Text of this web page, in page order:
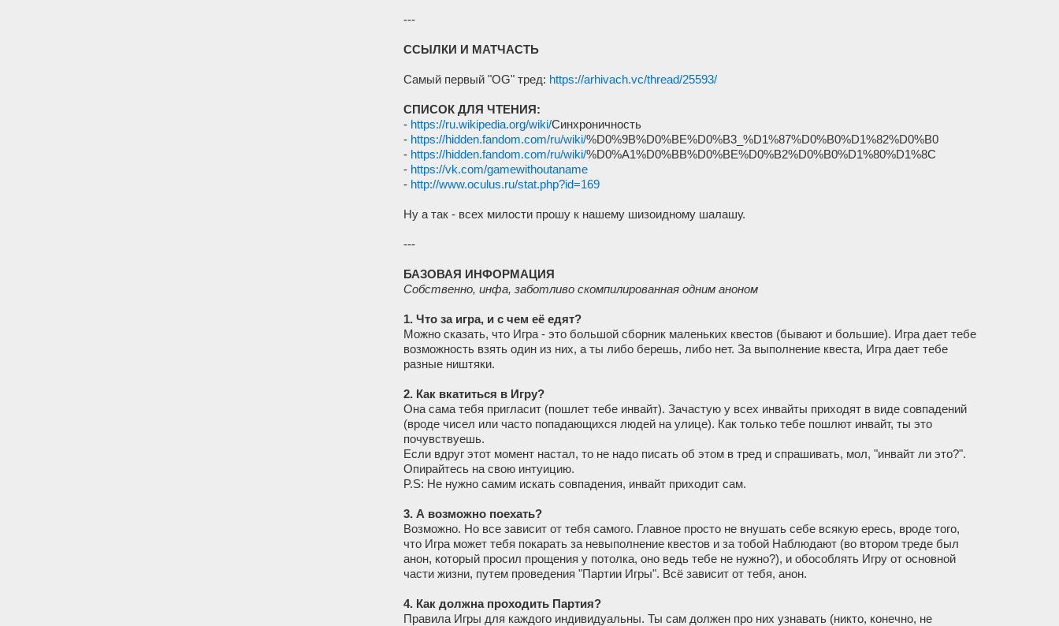
---
ССЫЛКИ И МАТЧАСТЬ
Самый первый "OG" тред: https://arhivach.vc/thread/25593/
СПИСОК ДЛЯ ЧТЕНИЯ:
- https://ru.wikipedia.org/wiki/Синхроничность
- https://hidden.fandom.com/ru/wiki/%D0%9B%D0%BE%D0%B3_%D1%87%D0%B0%D1%82%D0%B0
- https://hidden.fandom.com/ru/wiki/%D0%A1%D0%BB%D0%BE%D0%B2%D0%B0%D1%80%D1%8C
- https://vk.com/gamewithoutaname
- http://www.oculus.ru/stat.php?id=169
Ну а так - всех милости прошу к нашему шизоидному шалашу.
---
БАЗОВАЯ ИНФОРМАЦИЯ
Собственно, инфа, заботливо скомпилированная одним аноном
1. Что за игра, и с чем её едят?
Можно сказать, что Игра - это большой сборник маленьких квестов (бывают и большие). Игра дает тебе
возможность взять один из них, а ты либо берешь, либо нет. За выполнение квеста, Игра дает тебе
разные ништяки.
2. Как вкатиться в Игру?
Она сама тебя пригласит (пошлет тебе инвайт). Зачастую у всех инвайты приходят в виде совпадений
(вроде чисел или часто попадающихся людей на улице). Как только тебе пошлют инвайт, ты это
почувствуешь.
Если вдруг этот момент настал, то не надо писать об этом в тред и спрашивать, мол, "инвайт ли это?".
Опирайтесь на свою интуицию.
P.S: Не нужно самим искать совпадения, инвайт приходит сам.
3. А возможно поехать?
Возможно. Но все зависит от тебя самого. Главное просто не внушать себе всякую ересь, вроде того,
что Игра может тебя покарать за невыполнение квестов и за тобой Наблюдают (во втором треде был
анон, который просил прощения у потолка, оно ведь тебе не нужно?), и обособлять Игру от основной
части жизни, путем проведения "Партии Игры". Всё зависит от тебя, анон.
4. Как должна проходить Партия?
Правила Игры для каждого индивидуальны. Ты сам должен про них узнавать (никто, конечно, не